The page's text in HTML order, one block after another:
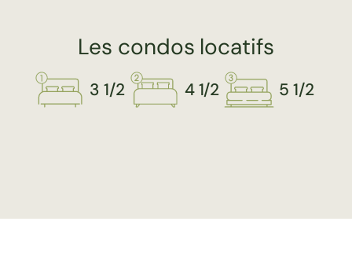
Les condos locatifs
3 1/2 4 1/2 5 1/2